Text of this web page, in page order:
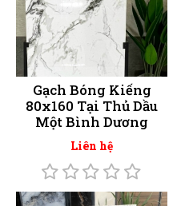
Gạch Bóng Kiếng
80x160 Tại Thủ Dầu
Một Bình Dương
Liên hệ